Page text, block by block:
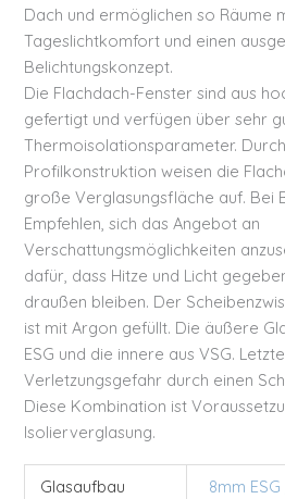
Dach und ermöglichen so Räume
Tageslichtkomfort und einen
Belichtungskonzept.
Die Flachdach-Fenster sind aus
gefertigt und verfügen über sehr
Thermoisolationsparameter.
Profilkonstruktion weisen die
große Verglasungsfläche auf. Bei
Empfehlen, sich das Angebot an
Verschattungsmöglichkeiten
dafür, dass Hitze und Licht
draußen bleiben. Der
ist mit Argon gefüllt. Die äußere
ESG und die innere aus VSG.
Verletzungsgefahr durch einen
Diese Kombination ist
Isolierverglasung.
Glasaufbau 8mm